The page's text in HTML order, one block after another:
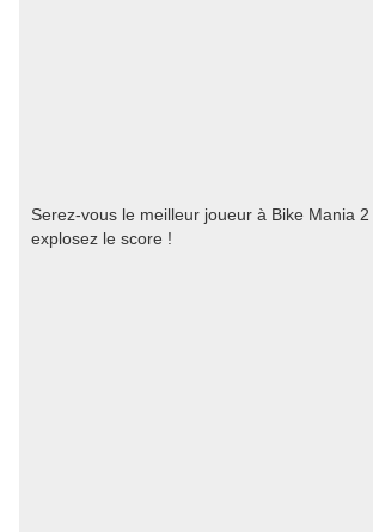
Serez-vous le meilleur joueur à Bike Mania
explosez le score !